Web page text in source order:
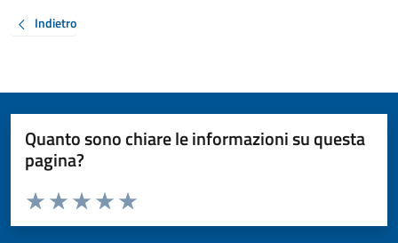
Indietro
Quanto sono chiare le informazioni su questa
pagina?
Valuta da 1 a 5 stelle la pagina
Valuta 5 stelle su 5
Valuta 4 stelle su 5
Valuta 3 stelle su 5
Valuta 2 stelle su 5
Valuta 1 stelle su 5